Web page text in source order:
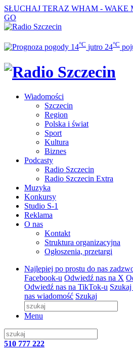
SŁUCHAJ TERAZ WHAM - WAKE
GO
14°C jutro 24°C
Wiadomości
Szczecin
Region
Polska i świat
Sport
Kultura
Biznes
Podcasty
Radio Szczecin
Radio Szczecin Extra
Muzyka
Konkursy
Studio S-1
Reklama
O nas
Kontakt
Struktura organizacyjna
Ogłoszenia, przetargi
Najlepiej po prostu do nas
Facebook-u Odwiedź nas na X
Odwiedź nas na TikTok-u
nas wiadomość Szukaj
Menu
510 777 222